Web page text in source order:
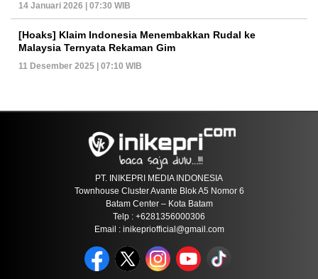
14 Januari 2026 | 07:30 WIB
[Hoaks] Klaim Indonesia Menembakkan Rudal ke
Malaysia Ternyata Rekaman Gim
11 Desember 2025 | 07:10 WIB
PT. INIKEPRI MEDIA INDONESIA
Townhouse Cluster Avante Blok A5 Nomor 6
Batam Center – Kota Batam
Telp : +6281356000306
Email : inikepriofficial@gmail.com